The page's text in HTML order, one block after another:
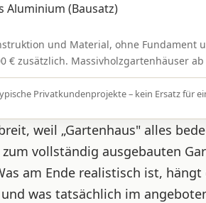
Aluminium (Bausatz)
und Material, ohne Fundament
€ zusätzlich. Massivholzgartenhäuser
Privatkundenprojekte – kein Ersatz für
weil „Gartenhaus" alles
vollständig ausgebauten
am Ende realistisch ist,
was tatsächlich im